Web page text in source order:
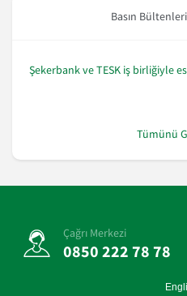
Basın
Şekerbank ve TESK iş birliğiyle
Tümünü
Çağrı Merkezi
0850 222 78 78